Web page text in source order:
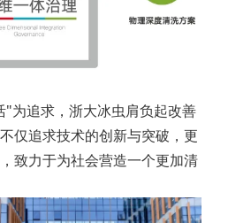
为追求，浙大冰虫肩负起改善
仅追求技术的创新与突破，更
致力于为社会营造一个更加清